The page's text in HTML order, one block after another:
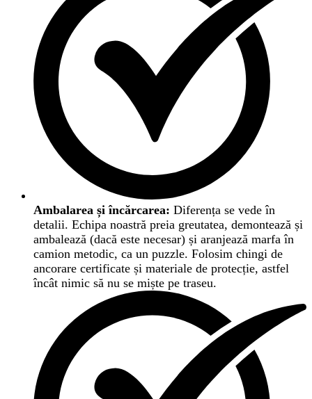
Ambalarea și încărcarea: Diferența se vede în
detalii. Echipa noastră preia greutatea, demontează și
ambalează (dacă este necesar) și aranjează marfa în
camion metodic, ca un puzzle. Folosim chingi de
ancorare certificate și materiale de protecție, astfel
încât nimic să nu se miște pe traseu.